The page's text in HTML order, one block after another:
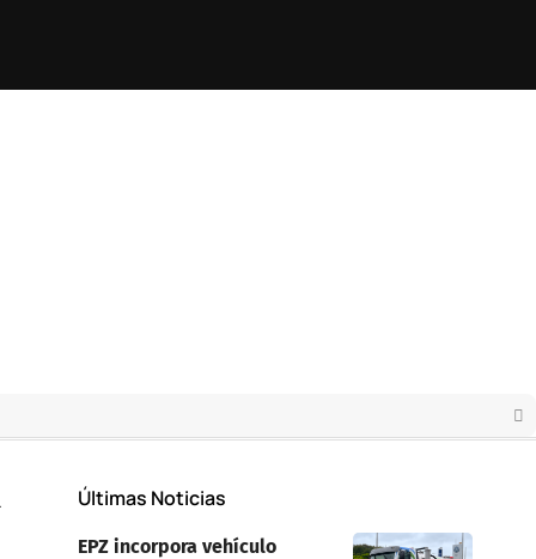
Últimas Noticias
EPZ incorpora vehículo